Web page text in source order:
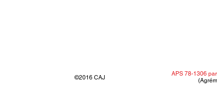
©2016 CAJ
APS 78-1306